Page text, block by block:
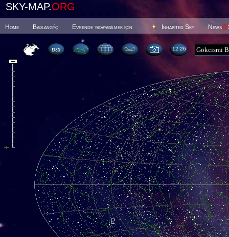
SKY-MAP.ORG
Home Baþlangýç Evrende yaþayabilmek için Inhabited Sky News@
12 26